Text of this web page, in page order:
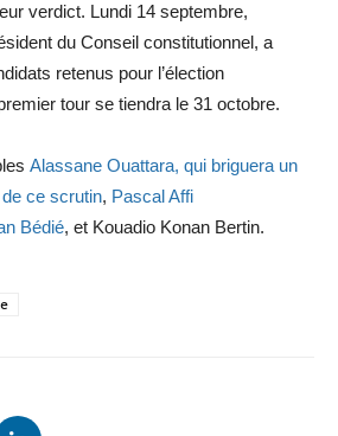
verdict. Lundi 14 septembre,
du Conseil constitutionnel, a
retenus pour l’élection
tour se tiendra le 31 octobre.
Alassane Ouattara, qui briguera un
ce scrutin, Pascal Affi
Bédié, et Kouadio Konan Bertin.